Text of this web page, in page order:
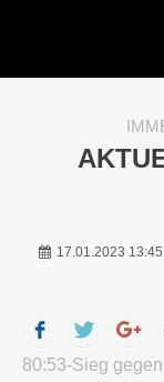
17.01.2023 13:45
Facebook
Twitter
80:53-Sieg gegen